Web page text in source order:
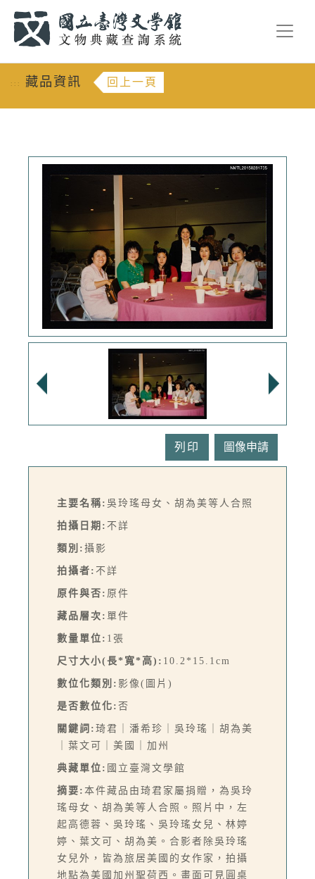
::: 藏品資訊 回上一頁
列印
主要名稱: 吳玲瑤母女、胡為美等人合照
拍攝日期: 不詳
類別: 攝影
拍攝者: 不詳
原件與否: 原件
藏品層次: 單件
數量單位: 1張
尺寸大小(長*寬*高): 10.2*15.1cm
數位化類別: 影像(圖片)
是否數位化: 否
關鍵詞: 琦君｜潘希珍｜吳玲瑤｜胡為美
｜葉文可｜美國｜加州
典藏單位: 國立臺灣文學館
摘要: 本件藏品由琦君家屬捐贈，為吳玲
瑤母女、胡為美等人合照。照片中，左
起高德蓉、吳玲瑤、吳玲瑤女兒、林婷
婷、葉文可、胡為美。合影者除吳玲瑤
女兒外，皆為旅居美國的女作家，拍攝
地點為美國加州聖荷西。畫面可見圓桌